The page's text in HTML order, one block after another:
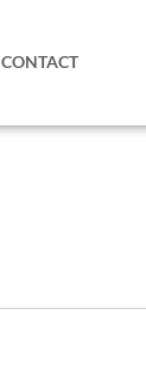
CONTACT